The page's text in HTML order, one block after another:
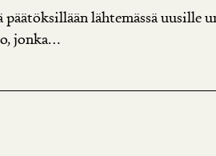
lähtemässä uusille
jonka...